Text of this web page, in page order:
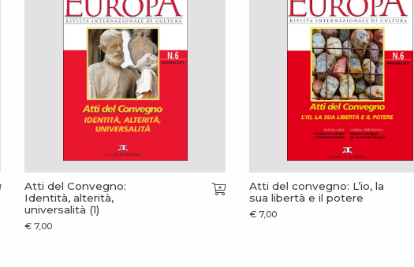
Atti del Convegno:
Identità, alterità,
universalità (1)
€ 7,00
Atti del convegno: L’io, la
sua libertà e il potere
€ 7,00